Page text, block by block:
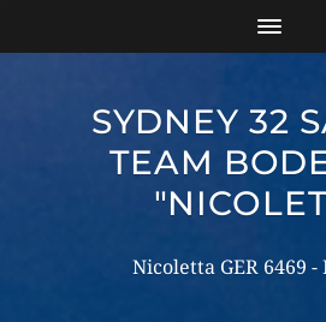
SYDNEY 32
TEAM
Nicoletta GER 6469 -